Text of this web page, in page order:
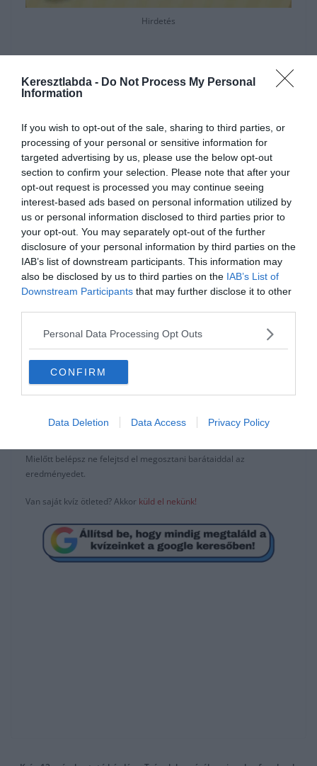
Keresztlabda - Do Not Process My Personal
Information
If you wish to opt-out of the sale, sharing to third parties, or
processing of your personal or sensitive information for
targeted advertising by us, please use the below opt-out
section to confirm your selection. Please note that after your
opt-out request is processed you may continue seeing
interest-based ads based on personal information utilized by
us or personal information disclosed to third parties prior to
your opt-out. You may separately opt-out of the further
disclosure of your personal information by third parties on the
IAB’s list of downstream participants. This information may
also be disclosed by us to third parties on the IAB’s List of
Downstream Participants that may further disclose it to other
Personal Data Processing Opt Outs
CONFIRM
Data Deletion Data Access Privacy Policy
Hirdetés
11
10
14
50
Ha érdekelnek további kvízek
megtalálod őket, illetve
acebook
Mielőtt belépsz ne felejtsd el megosztani barátaiddal az
eredményedet.
Van saját kvíz ötleted? Akkor küld el nekünk!